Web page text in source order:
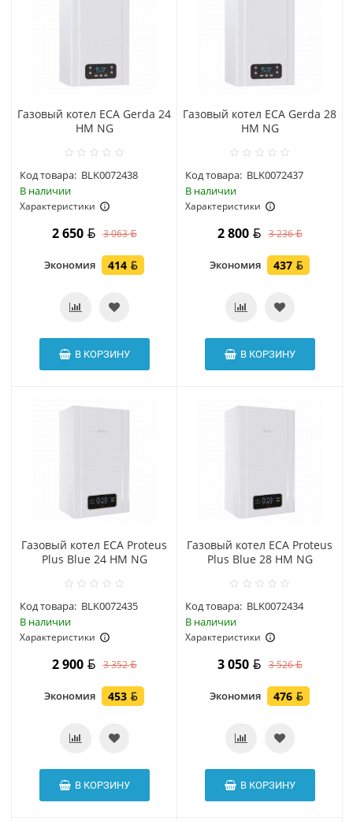
Газовый котел ECA Gerda 24
HM NG
Код товара: BLK0072438
В наличии
Характеристики
2 650 3 063
Экономия 414
В КОРЗИНУ
Газовый котел ECA Gerda 28
HM NG
Код товара: BLK0072437
В наличии
Характеристики
2 800 3 236
Экономия 437
В КОРЗИНУ
Газовый котел ECA Proteus
Plus Blue 24 HM NG
Код товара: BLK0072435
В наличии
Характеристики
2 900 3 352
Экономия 453
В КОРЗИНУ
Газовый котел ECA Proteus
Plus Blue 28 HM NG
Код товара: BLK0072434
В наличии
Характеристики
3 050 3 526
Экономия 476
В КОРЗИНУ